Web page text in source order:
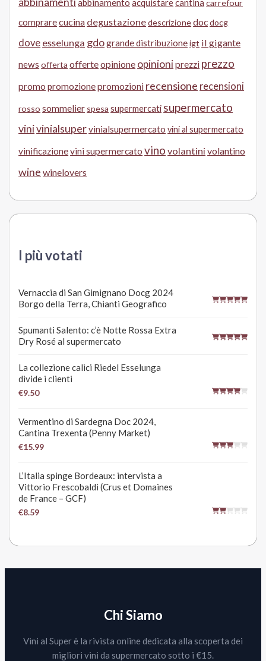
abbinamento acquistarecantina carrefour
comprarecucina degustazionedescrizionedocdocg
dove esselunga gdogrande distribuzioneigt il gigante
news offerta offerteopinione opinioniprezzi prezzo
promo promozionepromozioni recensione recensioni
rosso sommelier spesa supermercati supermercato
vinivinialsupervinialsupermercato vini al supermercato
vinificazionevini supermercato vino volantini volantino
wine winelovers
I più votati
Vernaccia di San Gimignano Docg 2024
Borgo della Terra, Chianti Geografico
Spumanti Salento: c’è Notte Rossa Extra
Dry Rosé al supermercato
La collezione calici Riedel Esselunga
divide i clienti
€9.50
Vermentino di Sardegna Doc 2024,
Cantina Trexenta (Penny Market)
€15.99
L’Italia spinge Bordeaux: intervista a
Vittorio Frescobaldi (Crus et Domaines
de France – GCF)
€8.59
Chi Siamo
Vini al Super è la rivista online dedicata alla scoperta dei
migliori vini da supermercato sotto i €15.